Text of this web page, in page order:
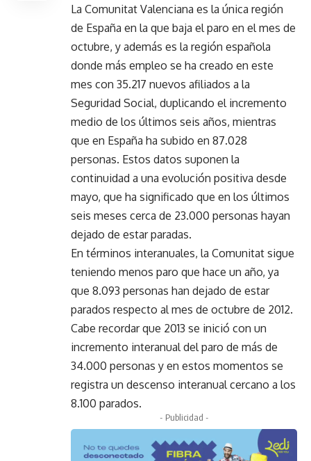
La Comunitat Valenciana es la única región
de España en la que baja el paro en el mes de
octubre, y además es la región española
donde más empleo se ha creado en este
mes con 35.217 nuevos afiliados a la
Seguridad Social, duplicando el incremento
medio de los últimos seis años, mientras
que en España ha subido en 87.028
personas. Estos datos suponen la
continuidad a una evolución positiva desde
mayo, que ha significado que en los últimos
seis meses cerca de 23.000 personas hayan
dejado de estar paradas.
En términos interanuales, la Comunitat sigue
teniendo menos paro que hace un año, ya
que 8.093 personas han dejado de estar
parados respecto al mes de octubre de 2012.
Cabe recordar que 2013 se inició con un
incremento interanual del paro de más de
34.000 personas y en estos momentos se
registra un descenso interanual cercano a los
8.100 parados.
- Publicidad -